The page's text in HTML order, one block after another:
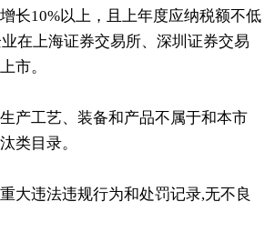
长10%以上，且上年度应纳税额不低
在上海证券交易所、深圳证券交易
市。
工艺、装备和产品不属于和本市
类目录。
违法违规行为和处罚记录,无不良